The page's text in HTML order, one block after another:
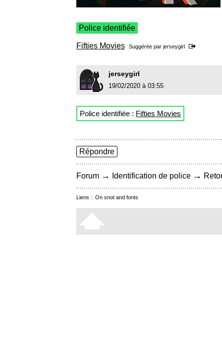
Police identifiée
Fifties Movies Suggérée par jerseygirl
jerseygirl
19/02/2020 à 03:55
Police identifiée : Fifties Movies
Répondre
Forum → Identification de police →
Liens : On snot and fonts